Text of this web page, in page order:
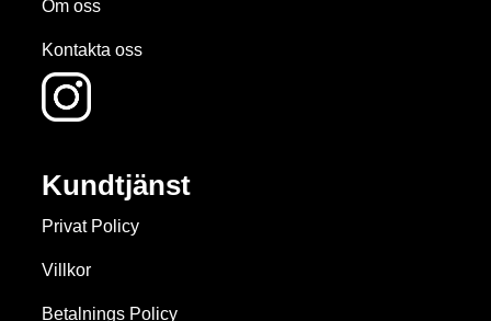
Om oss
Kontakta oss
Kundtjänst
Privat Policy
Villkor
Betalnings Policy